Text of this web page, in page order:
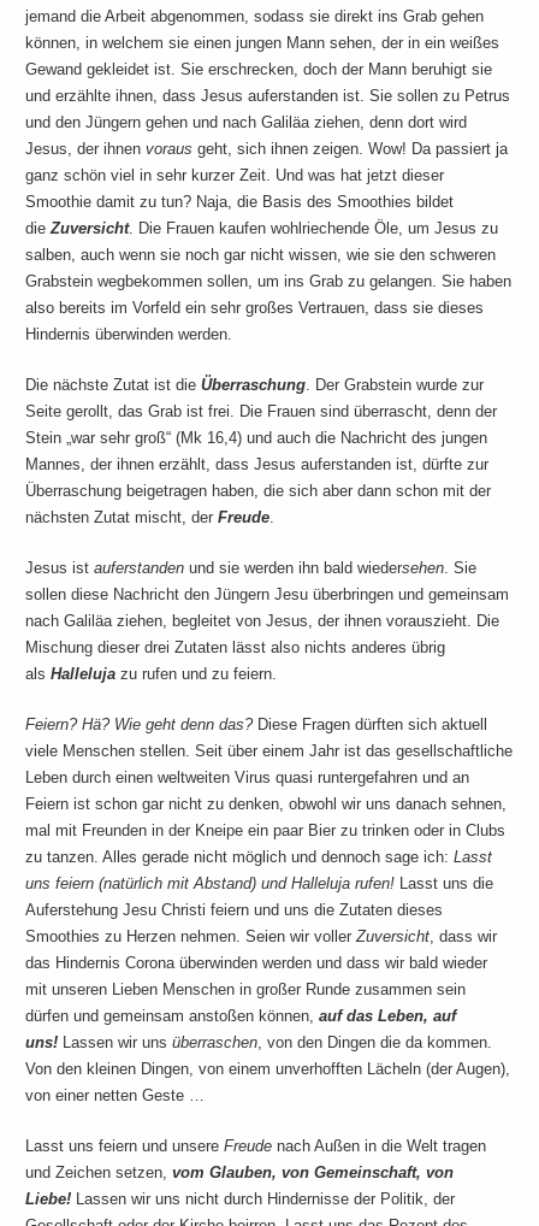
jemand die Arbeit abgenommen, sodass sie direkt ins Grab gehen
können, in welchem sie einen jungen Mann sehen, der in ein weißes
Gewand gekleidet ist. Sie erschrecken, doch der Mann beruhigt sie
und erzählte ihnen, dass Jesus auferstanden ist. Sie sollen zu Petrus
und den Jüngern gehen und nach Galiläa ziehen, denn dort wird
Jesus, der ihnenvoraus geht, sich ihnen zeigen. Wow! Da passiert ja
ganz schön viel in sehr kurzer Zeit. Und was hat jetzt dieser
Smoothie damit zu tun? Naja, die Basis des Smoothies bildet
dieZuversicht. Die Frauen kaufen wohlriechende Öle, um Jesus zu
salben, auch wenn sie noch gar nicht wissen, wie sie den schweren
Grabstein wegbekommen sollen, um ins Grab zu gelangen. Sie haben
also bereits im Vorfeld ein sehr großes Vertrauen, dass sie dieses
Hindernis überwinden werden.
Die nächste Zutat ist dieÜberraschung. Der Grabstein wurde zur
Seite gerollt, das Grab ist frei. Die Frauen sind überrascht, denn der
Stein „war sehr groß“ (Mk 16,4) und auch die Nachricht des jungen
Mannes, der ihnen erzählt, dass Jesus auferstanden ist, dürfte zur
Überraschung beigetragen haben, die sich aber dann schon mit der
nächsten Zutat mischt, derFreude.
Jesus istauferstanden und sie werden ihn bald wiedersehen. Sie
sollen diese Nachricht den Jüngern Jesu überbringen und gemeinsam
nach Galiläa ziehen, begleitet von Jesus, der ihnen vorauszieht. Die
Mischung dieser drei Zutaten lässt also nichts anderes übrig
alsHalleluja zu rufen und zu feiern.
Feiern? Hä? Wie geht denn das?Diese Fragen dürften sich aktuell
viele Menschen stellen. Seit über einem Jahr ist das gesellschaftliche
Leben durch einen weltweiten Virus quasi runtergefahren und an
Feiern ist schon gar nicht zu denken, obwohl wir uns danach sehnen,
mal mit Freunden in der Kneipe ein paar Bier zu trinken oder in Clubs
zu tanzen. Alles gerade nicht möglich und dennoch sage ich:Lasst
uns feiern (natürlich mit Abstand) und Halleluja rufen! Lasst uns die
Auferstehung Jesu Christi feiern und uns die Zutaten dieses
Smoothies zu Herzen nehmen. Seien wir vollerZuversicht, dass wir
das Hindernis Corona überwinden werden und dass wir bald wieder
mit unseren Lieben Menschen in großer Runde zusammen sein
dürfen und gemeinsam anstoßen können,auf das Leben, auf
uns! Lassen wir unsüberraschen, von den Dingen die da kommen.
Von den kleinen Dingen, von einem unverhofften Lächeln (der Augen),
von einer netten Geste …
Lasst uns feiern und unsereFreude nach Außen in die Welt tragen
und Zeichen setzen,vom Glauben, von Gemeinschaft, von
Liebe! Lassen wir uns nicht durch Hindernisse der Politik, der